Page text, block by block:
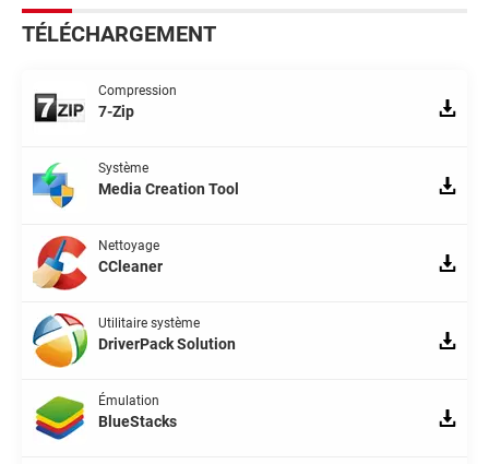
TÉLÉCHARGEMENT
Compression
7-Zip
Système
Media Creation Tool
Nettoyage
CCleaner
Utilitaire système
DriverPack Solution
Émulation
BlueStacks